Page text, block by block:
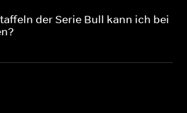
der Serie Bull kann ich bei